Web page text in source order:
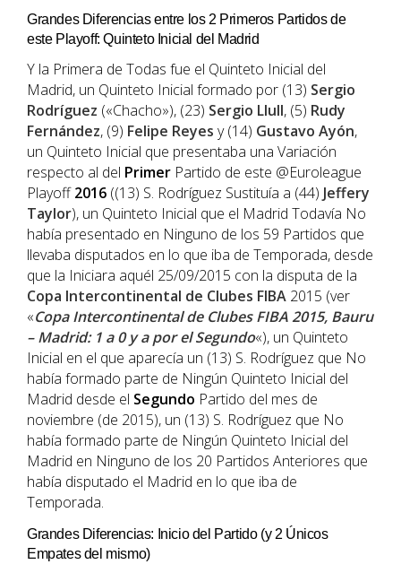
Grandes Diferencias entre los 2 Primeros Partidos de
este Playoff: Quinteto Inicial del Madrid
Y la Primera de Todas fue el Quinteto Inicial del
Madrid, un Quinteto Inicial formado por (13) Sergio
Rodríguez («Chacho»), (23) Sergio Llull, (5) Rudy
Fernández, (9) Felipe Reyes y (14) Gustavo Ayón,
un Quinteto Inicial que presentaba una Variación
respecto al del Primer Partido de este @Euroleague
Playoff2016 ((13) S. Rodríguez Sustituía a (44) Jeffery
Taylor), un Quinteto Inicial que el Madrid Todavía No
había presentado en Ninguno de los 59 Partidos que
llevaba disputados en lo que iba de Temporada, desde
que la Iniciara aquél 25/09/2015 con la disputa de la
Copa Intercontinental de Clubes FIBA 2015 (ver
«Copa Intercontinental de Clubes FIBA 2015, Bauru
– Madrid: 1 a 0 y a por el Segundo«), un Quinteto
Inicial en el que aparecía un (13) S. Rodríguez que No
había formado parte de Ningún Quinteto Inicial del
Madrid desde el Segundo Partido del mes de
noviembre (de 2015), un (13) S. Rodríguez que No
había formado parte de Ningún Quinteto Inicial del
Madrid en Ninguno de los 20 Partidos Anteriores que
había disputado el Madrid en lo que iba de
Temporada.
Grandes Diferencias: Inicio del Partido (y 2 Únicos
Empates del mismo)